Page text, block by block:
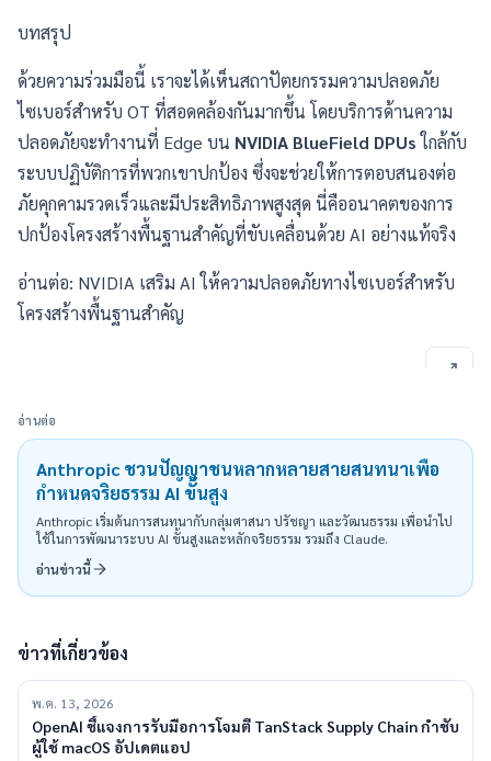
บทสรุป
ด้วยความร่วมมือนี้ เราจะได้เห็นสถาปัตยกรรมความปลอดภัย
ไซเบอร์สำหรับ OT ที่สอดคล้องกันมากขึ้น โดยบริการด้านความ
ปลอดภัยจะทำงานที่ Edge บน NVIDIA BlueField DPUsใกล้กับ
ระบบปฏิบัติการที่พวกเขาปกป้อง ซึ่งจะช่วยให้การตอบสนองต่อ
ภัยคุกคามรวดเร็วและมีประสิทธิภาพสูงสุด นี่คืออนาคตของการ
ปกป้องโครงสร้างพื้นฐานสำคัญที่ขับเคลื่อนด้วย AI อย่างแท้จริง
อ่านต่อ: NVIDIA เสริม AI ให้ความปลอดภัยทางไซเบอร์สำหรับ
โครงสร้างพื้นฐานสำคัญ
อ่านต่อ
Anthropic ชวนปัญญาชนหลากหลายสายสนทนาเพื่อ
กำหนดจริยธรรม AI ขั้นสูง
Anthropic เริ่มต้นการสนทนากับกลุ่มศาสนา ปรัชญา และวัฒนธรรม เพื่อนำไป
ใช้ในการพัฒนาระบบ AI ขั้นสูงและหลักจริยธรรม รวมถึง Claude.
อ่านข่าวนี้
ข่าวที่เกี่ยวข้อง
พ.ค. 13, 2026
OpenAI ชี้แจงการรับมือการโจมตี TanStack Supply Chain กำชับ
ผู้ใช้ macOS อัปเดตแอป